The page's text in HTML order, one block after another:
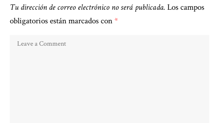
Tu dirección de correo electrónico no será publicada. Los campos
obligatorios están marcados con*